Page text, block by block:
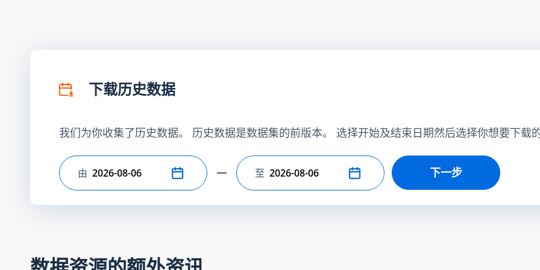
下载历史数据
我们为你收集了历史数据。 历史数据是数据集的前版本。 选择开始及结束日期然后选择你想要下载
选择开始日期
由 选择结束日期
至 下一步